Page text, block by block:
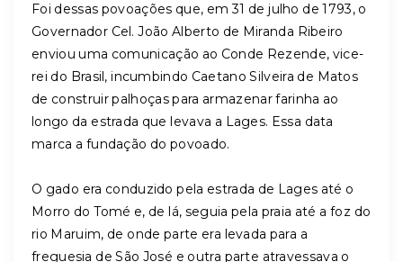
Foi dessas povoações que, em 31 de julho de 1793, o
Governador Cel. João Alberto de Miranda Ribeiro
enviou uma comunicação ao Conde Rezende, vice-
rei do Brasil, incumbindo Caetano Silveira de Matos
de construir palhoças para armazenar farinha ao
longo da estrada que levava a Lages. Essa data
marca a fundação do povoado.
O gado era conduzido pela estrada de Lages até o
Morro do Tomé e, de lá, seguia pela praia até a foz do
rio Maruim, de onde parte era levada para a
freguesia de São José e outra parte atravessava o